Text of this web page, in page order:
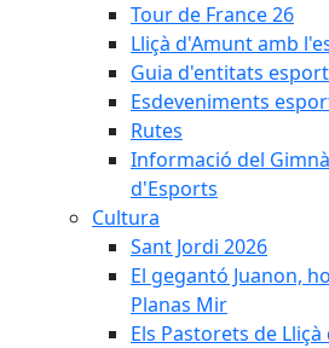
Tour de France 26
Lliçà d'Amunt amb
Guia d'entitats
Esdeveniments
Rutes
Informació del
d'Esports
Cultura
Sant Jordi 2026
El gegantó Juanon,
Planas Mir
Els Pastorets de